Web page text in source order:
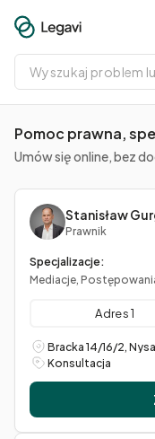
Wyszukaj
problem
lub
specjalistę
Pomoc prawna,
Umów się online, bez
Stanisław
Prawnik
Specjalizacje:
Mediacje,
Adres 1
Bracka 14/16/2, Nysa
Konsultacja